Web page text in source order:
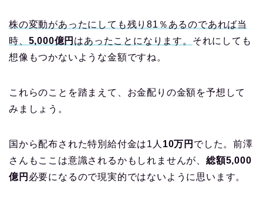
株の変動があったにしても残り81％あるのであれば当
時、 5,000億円 はあったことになります。 それにしても
想像もつかないような金額ですね。
これらのことを踏まえて、お金配りの金額を予想して
みましょう。
国から配布された特別給付金は1人 10万円 でした。前澤
さんもここは意識されるかもしれませんが、 総額5,000
億円 必要になるので現実的ではないように思います。